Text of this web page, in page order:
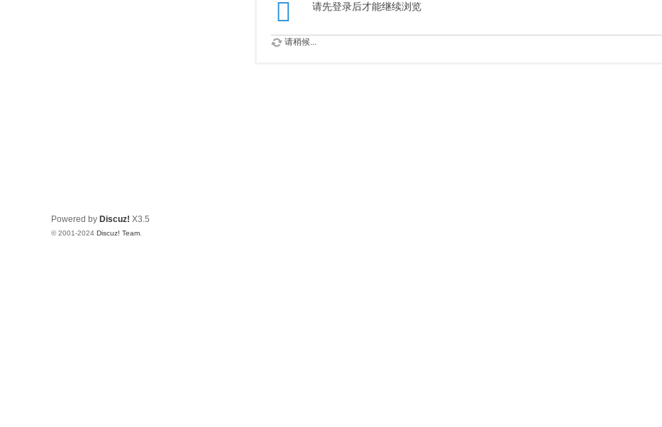
请先登录后才能继续浏览
请稍候...
Powered by Discuz! X3.5
© 2001-2024 Discuz! Team